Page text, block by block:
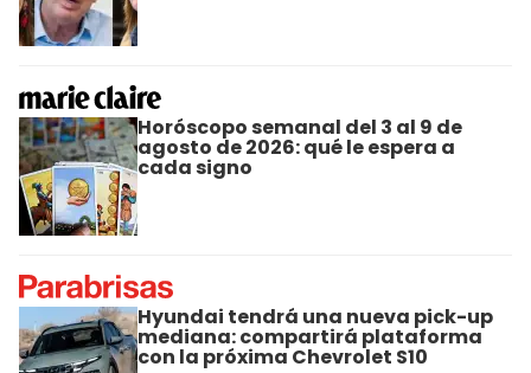
Horóscopo semanal del 3 al 9 de
agosto de 2026: qué le espera a
cada signo
Hyundai tendrá una nueva pick-up
mediana: compartirá plataforma
con la próxima Chevrolet S10